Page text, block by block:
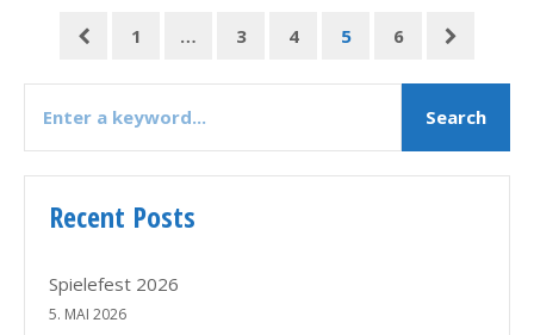
1 … 3 4 5 6
Recent Posts
Spielefest 2026
5. MAI 2026